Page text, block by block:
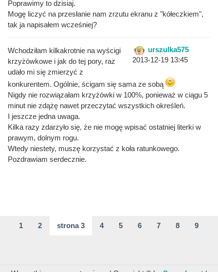
Poprawimy to dzisiaj.
Mogę liczyć na przesłanie nam zrzutu ekranu z "kółeczkiem",
tak ja napisałem wcześniej?
urszulka575
2013-12-19 13:45
Wchodziłam kilkakrotnie na wyścigi
krzyżówkowe i jak do tej pory, raz
udało mi się zmierzyć z
konkurentem. Ogólnie, ścigam się sama ze sobą
Nigdy nie rozwiązałam krzyżówki w 100%, ponieważ w ciągu 5
minut nie zdążę nawet przeczytać wszystkich określeń.
I jeszcze jedna uwaga.
Kilka razy zdarzyło się, że nie mogę wpisać ostatniej literki w
prawym, dolnym rogu.
Wtedy niestety, muszę korzystać z koła ratunkowego.
Pozdrawiam serdecznie.
1 2 strona 3 4 5 6 7 8 9